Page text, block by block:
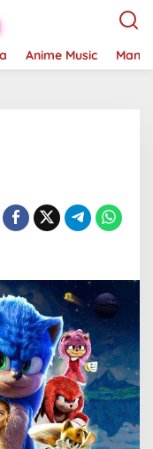
Anime Music